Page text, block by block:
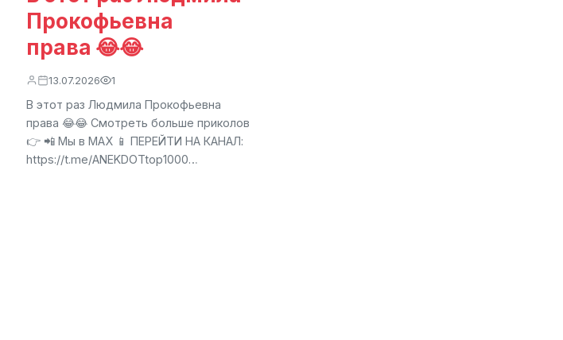
Прокофьевна
права 😂😂
13.07.2026 1
В этот раз Людмила Прокофьевна
права 😂😂 Смотреть больше приколов
👉 📲 Мы в МАХ 📱 ПЕРЕЙТИ НА КАНАЛ:
https://t.me/ANEKDOTtop1000…